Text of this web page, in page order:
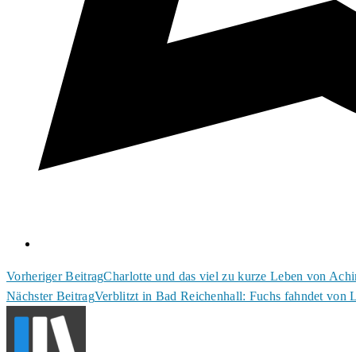
Weitere
Artikel
ansehen
Vorheriger BeitragCharlotte und das viel zu kurze Leben von
Nächster BeitragVerblitzt in Bad Reichenhall: Fuchs fahndet von